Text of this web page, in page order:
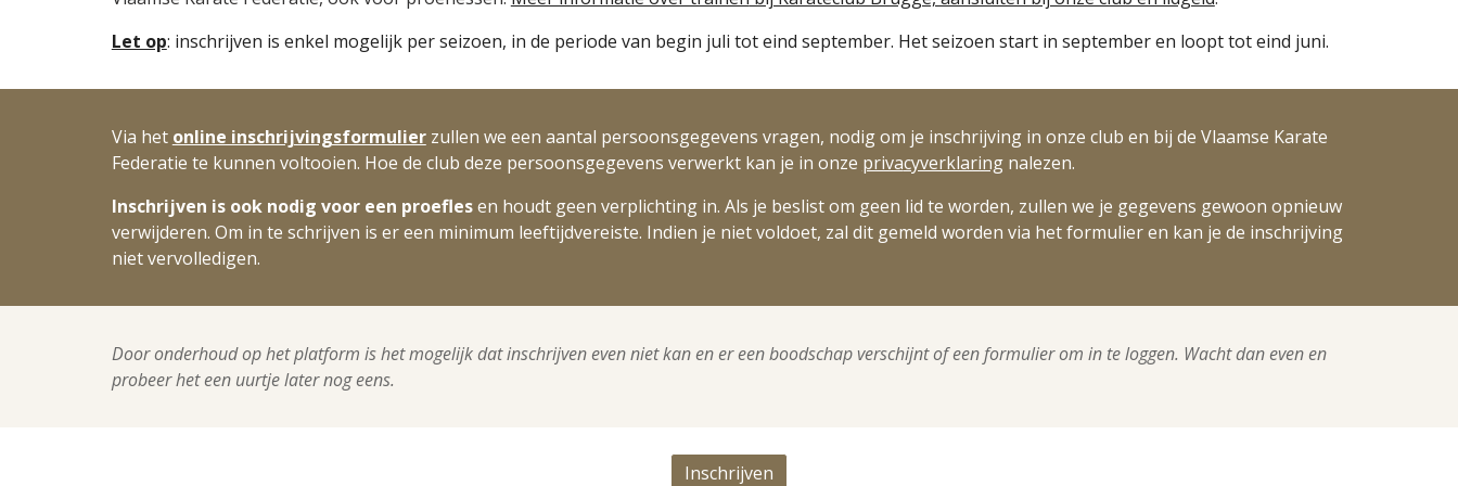
Let op: inschrijven is enkel mogelijk per seizoen, in de periode van begin juli tot eind september. Het seizoen start in september en loopt tot eind juni.
Via het online inschrijvingsformulier zullen we een aantal persoonsgegevens vragen, nodig om je inschrijving in onze club en bij de Vlaamse Karate
Federatie te kunnen voltooien. Hoe de club deze persoonsgegevens verwerkt kan je in onze privacyverklaringnalezen.
Inschrijven is ook nodig voor een proeflesen houdt geen verplichting in. Als je beslist om geen lid te worden, zullen we je gegevens gewoon opnieuw
verwijderen. Om in te schrijven is er een minimum leeftijdvereiste. Indien je niet voldoet, zal dit gemeld worden via het formulier en kan je de inschrijving
niet vervolledigen.
Door onderhoud op het platform is het mogelijk dat inschrijven even niet kan en er een boodschap verschijnt of een formulier om in te loggen. Wacht dan even en
probeer het een uurtje later nog eens.
Inschrijven